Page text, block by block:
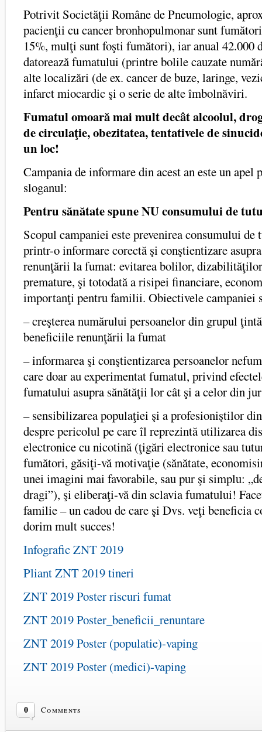
Potrivit Societăţii Române de Pneumologie,
pacienţii cu cancer bronhopulmonar sunt
15%, mulţi sunt foşti fumători), iar anual 42.000
datorează fumatului (printre bolile cauzate
alte localizări (de ex. cancer de buze, laringe,
infarct miocardic şi o serie de alte îmbolnăviri.
Fumatul omoară mai mult decât alcoolul,
de circulaţie, obezitatea, tentativele de
un loc!
Campania de informare din acest an este un apel
sloganul:
Pentru sănătate spune NU consumului de
Scopul campaniei este prevenirea consumului
printr-o informare corectă şi conştientizare
renunţării la fumat: evitarea bolilor,
premature, şi totodată a risipei financiare,
importanţi pentru familii. Obiectivele campaniei
– creşterea numărului persoanelor din grupul
beneficiile renunţării la fumat
– informarea şi conştientizarea persoanelor
care doar au experimentat fumatul, privind
fumatului asupra sănătăţii lor cât şi a celor din jur
– sensibilizarea populaţiei şi a profesioniştilor
despre pericolul pe care îl reprezintă utilizarea
electronice cu nicotină (ţigări electronice sau
fumători, găsiţi-vă motivaţie (sănătate,
unei imagini mai favorabile, sau pur şi simplu:
dragi”), şi eliberaţi-vă din sclavia fumatului!
familie – un cadou de care şi Dvs. veţi beneficia
dorim mult succes!
Infografic ZNT 2019
Pliant ZNT 2019 tineri
ZNT 2019 Poster riscuri fumat
ZNT 2019 Poster_beneficii_renuntare
ZNT 2019 Poster (populatie)-vaping
ZNT 2019 Poster (medici)-vaping
0 Comments